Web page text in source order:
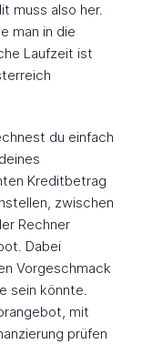
muss also her.
man in die
Laufzeit ist
du einfach
Kreditbetrag
zwischen
Rechner
Dabei
Vorgeschmack
sein könnte.
mit
prüfen